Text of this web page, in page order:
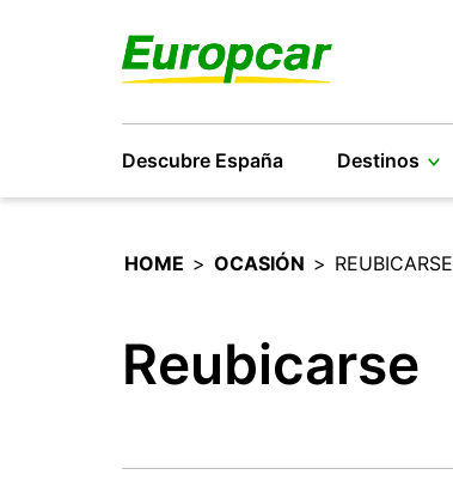
Descubre España Destinos
HOME > OCASIÓN > REUBICARSE
Reubicarse